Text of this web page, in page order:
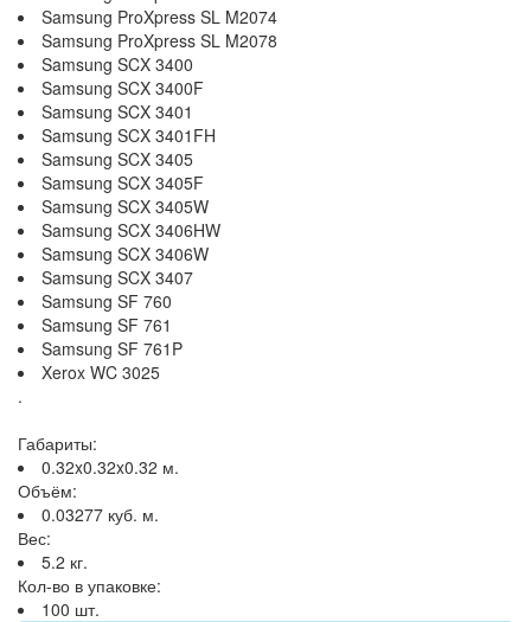
Samsung ProXpress SL M2074
Samsung ProXpress SL M2078
Samsung SCX 3400
Samsung SCX 3400F
Samsung SCX 3401
Samsung SCX 3401FH
Samsung SCX 3405
Samsung SCX 3405F
Samsung SCX 3405W
Samsung SCX 3406HW
Samsung SCX 3406W
Samsung SCX 3407
Samsung SF 760
Samsung SF 761
Samsung SF 761P
Xerox WC 3025
.
Габариты:
0.32x0.32x0.32 м.
Объём:
0.03277 куб. м.
Вес:
5.2 кг.
Кол-во в упаковке:
100 шт.